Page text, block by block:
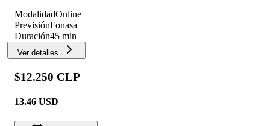
ModalidadOnline
PrevisiónFonasa
Duración45 min
Ver detalles
$12.250 CLP
13.46 USD